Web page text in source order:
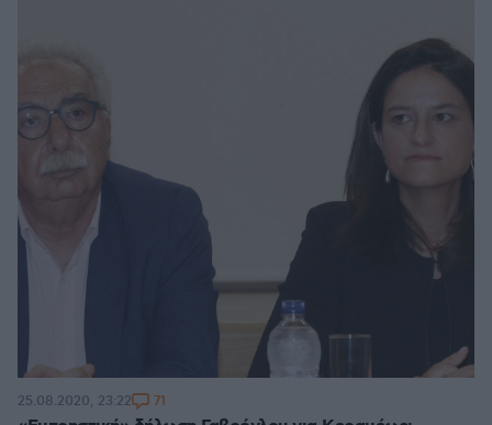
25.08.2020, 23:22 71